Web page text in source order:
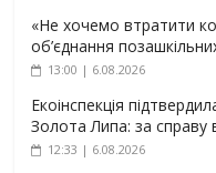
«Не хочемо втратити
об’єднання
13:00 | 6.08.2026
Екоінспекція
Золота Липа: за справу
12:33 | 6.08.2026